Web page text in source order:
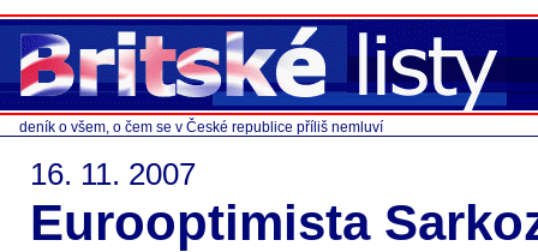
deník o všem, o čem se v České republice příliš nemluví
16. 11. 2007
Eurooptimista